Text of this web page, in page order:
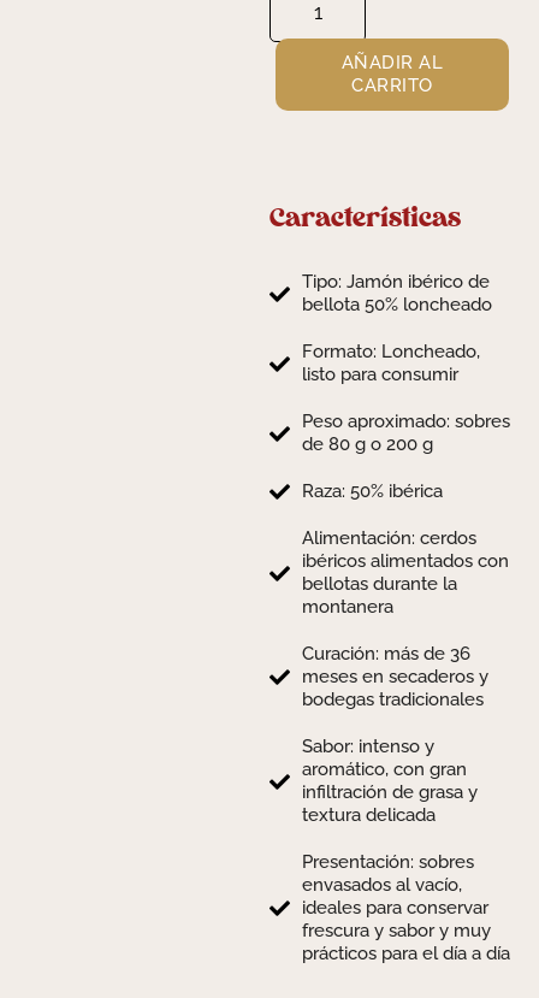
AÑADIR AL
CARRITO
Características
Tipo: Jamón ibérico de
bellota 50% loncheado
Formato: Loncheado,
listo para consumir
Peso aproximado: sobres
de 80 g o 200 g
Raza: 50% ibérica
Alimentación: cerdos
ibéricos alimentados con
bellotas durante la
montanera
Curación: más de 36
meses en secaderos y
bodegas tradicionales
Sabor: intenso y
aromático, con gran
infiltración de grasa y
textura delicada
Presentación: sobres
envasados al vacío,
ideales para conservar
frescura y sabor y muy
prácticos para el día a día